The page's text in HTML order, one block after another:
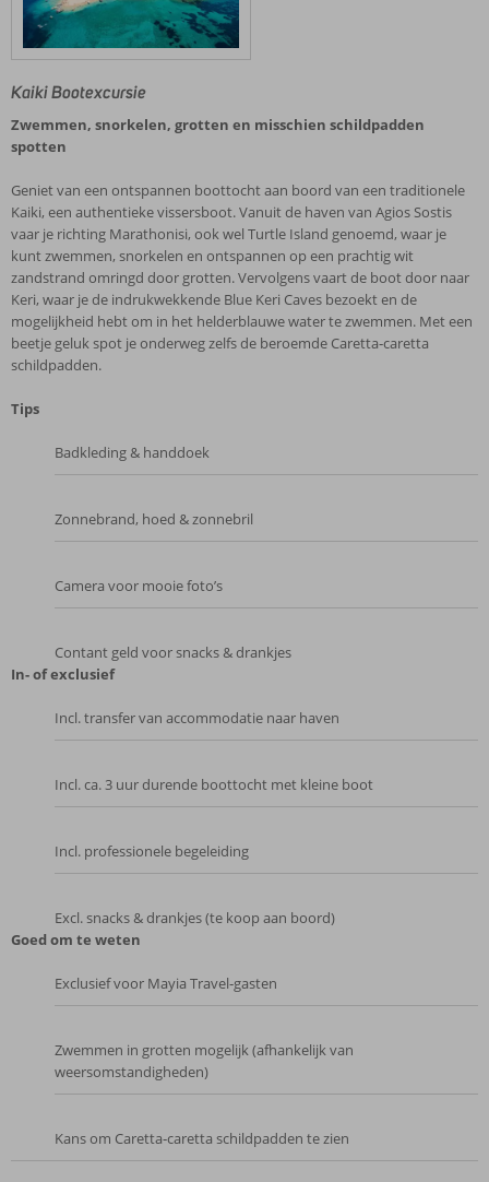
Kaiki Bootexcursie
Zwemmen, snorkelen, grotten en misschien schildpadden
spotten
Geniet van een ontspannen boottocht aan boord van een traditionele
Kaiki, een authentieke vissersboot. Vanuit de haven van Agios Sostis
vaar je richting Marathonisi, ook wel Turtle Island genoemd, waar je
kunt zwemmen, snorkelen en ontspannen op een prachtig wit
zandstrand omringd door grotten. Vervolgens vaart de boot door naar
Keri, waar je de indrukwekkende Blue Keri Caves bezoekt en de
mogelijkheid hebt om in het helderblauwe water te zwemmen. Met een
beetje geluk spot je onderweg zelfs de beroemde Caretta‑caretta
schildpadden.
Tips
Badkleding & handdoek
Zonnebrand, hoed & zonnebril
Camera voor mooie foto’s
Contant geld voor snacks & drankjes
In- of exclusief
Incl. transfer van accommodatie naar haven
Incl. ca. 3 uur durende boottocht met kleine boot
Incl. professionele begeleiding
Excl. snacks & drankjes (te koop aan boord)
Goed om te weten
Exclusief voor Mayia Travel‑gasten
Zwemmen in grotten mogelijk (afhankelijk van
weersomstandigheden)
Kans om Caretta‑caretta schildpadden te zien